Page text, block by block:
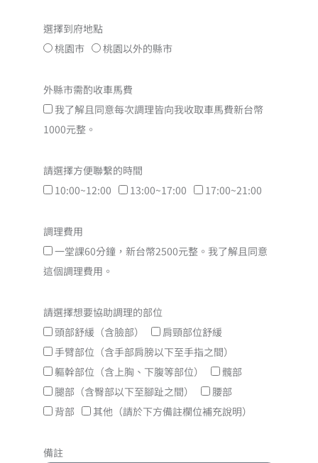
選擇到府地點
桃園市
桃園以外的縣市
外縣市需酌收車馬費
我了解且同意每次調理皆向我收取車馬費新台幣
1000元整。
請選擇方便聯繫的時間
10:00~12:00
13:00~17:00 17:00~21:00
調理費用
一堂課60分鐘，新台幣2500元整。我了解且同意
這個調理費用。
請選擇想要協助調理的部位
頭部舒緩（含臉部）
肩頸部位舒緩
手臂部位（含手部肩膀以下至手指之間）
軀幹部位（含上胸、下腹等部位）
髖部
腿部（含臀部以下至腳趾之間）
腰部
背部
其他（請於下方備註欄位補充說明）
備註